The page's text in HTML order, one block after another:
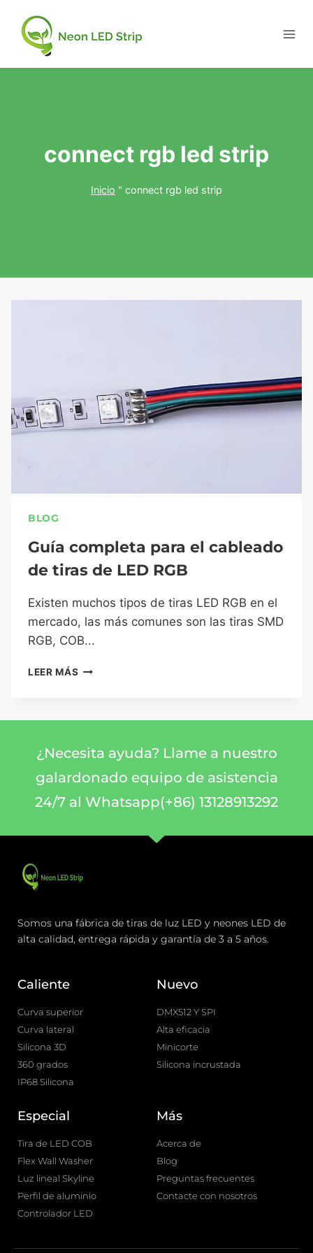
connect rgb led strip
Inicio " connect rgb led strip
BLOG
Guía completa para el cableado
de tiras de LED RGB
Existen muchos tipos de tiras LED RGB en el
mercado, las más comunes son las tiras SMD
RGB, COB...
LEER MÁS
¿Necesita ayuda? Llame a nuestro
galardonado equipo de asistencia
24/7 al Whatsapp(+86) 13128913292
Somos una fábrica de tiras de luz LED y neones LED de
alta calidad, entrega rápida y garantía de 3 a 5 años.
Caliente
Curva superior
Curva lateral
Silicona 3D
360 grados
IP68 Silicona
Nuevo
DMX512 Y SPI
Alta eficacia
Minicorte
Silicona incrustada
Especial
Tira de LED COB
Flex Wall Washer
Luz lineal Skyline
Perfil de aluminio
Controlador LED
Más
Acerca de
Blog
Preguntas frecuentes
Contacte con nosotros